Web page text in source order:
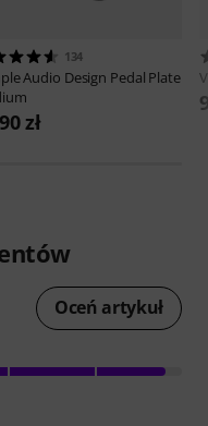
134
Audio Design Pedal Plate
zł
Oceń artykuł